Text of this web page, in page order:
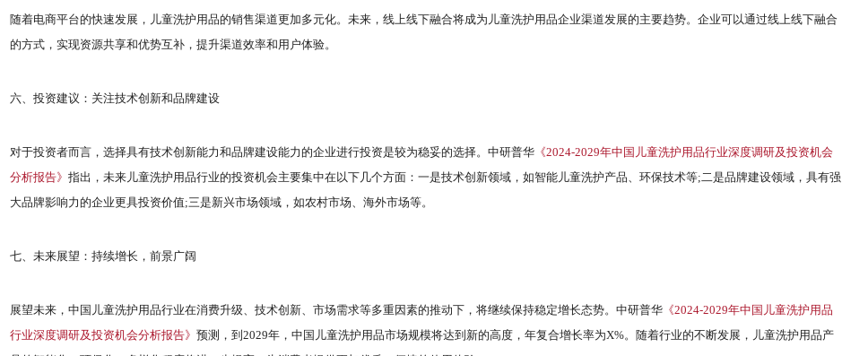
随着电商平台的快速发展，儿童洗护用品的销售渠道更加多元化。未来，线上线下融合将成为儿童洗护用品企业渠道发展的主要趋势。企业可以通过线上线下融合
的方式，实现资源共享和优势互补，提升渠道效率和用户体验。
六、投资建议：关注技术创新和品牌建设
对于投资者而言，选择具有技术创新能力和品牌建设能力的企业进行投资是较为稳妥的选择。中研普华《2024-2029年中国儿童洗护用品行业深度调研及投资机会
分析报告》 指出，未来儿童洗护用品行业的投资机会主要集中在以下几个方面：一是技术创新领域，如智能儿童洗护产品、环保技术等;二是品牌建设领域，具有强
大品牌影响力的企业更具投资价值;三是新兴市场领域，如农村市场、海外市场等。
七、未来展望：持续增长，前景广阔
展望未来，中国儿童洗护用品行业在消费升级、技术创新、市场需求等多重因素的推动下，将继续保持稳定增长态势。中研普华《2024-2029年中国儿童洗护用品
行业深度调研及投资机会分析报告》 预测，到2029年，中国儿童洗护用品市场规模将达到新的高度，年复合增长率为X%。随着行业的不断发展，儿童洗护用品产